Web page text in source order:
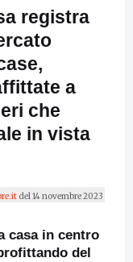
registra
a
che
in vista
del 14 novembre 2023
casa in centro
del